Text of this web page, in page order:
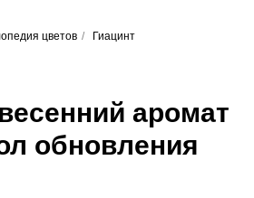
цветов / Гиацинт
аромат
обновления